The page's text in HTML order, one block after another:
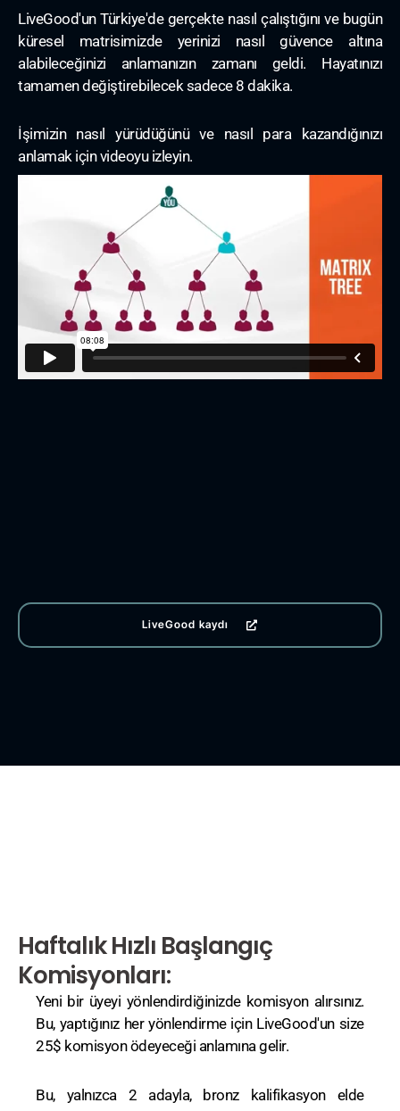
LiveGood'un Türkiye'de gerçekte nasıl çalıştığını ve bugün
küresel matrisimizde yerinizi nasıl güvence altına
alabileceğinizi anlamanızın zamanı geldi. Hayatınızı
tamamen değiştirebilecek sadece 8 dakika.
İşimizin nasıl yürüdüğünü ve nasıl para kazandığınızı
anlamak için videoyu izleyin.
LiveGood kaydı
Haftalık Hızlı Başlangıç
Komisyonları:
Yeni bir üyeyi yönlendirdiğinizde komisyon alırsınız.
Bu, yaptığınız her yönlendirme için LiveGood'un size
25$ komisyon ödeyeceği anlamına gelir.
Bu, yalnızca 2 adayla, bronz kalifikasyon elde